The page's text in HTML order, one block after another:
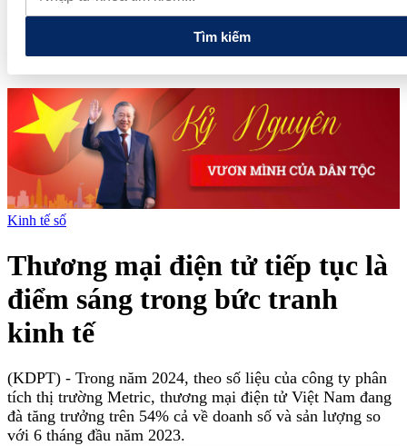
giới
Thiết kế kiến trúc biểu tượng của Newtown Diamond được
vinh danh tại Dot Property Awards 2026
Tìm kiếm
Kinh tế số
Thương mại điện tử tiếp tục là
điểm sáng trong bức tranh
kinh tế
(KDPT) - Trong năm 2024, theo số liệu của công ty phân
tích thị trường Metric, thương mại điện tử Việt Nam đang
đà tăng trưởng trên 54% cả về doanh số và sản lượng so
với 6 tháng đầu năm 2023.